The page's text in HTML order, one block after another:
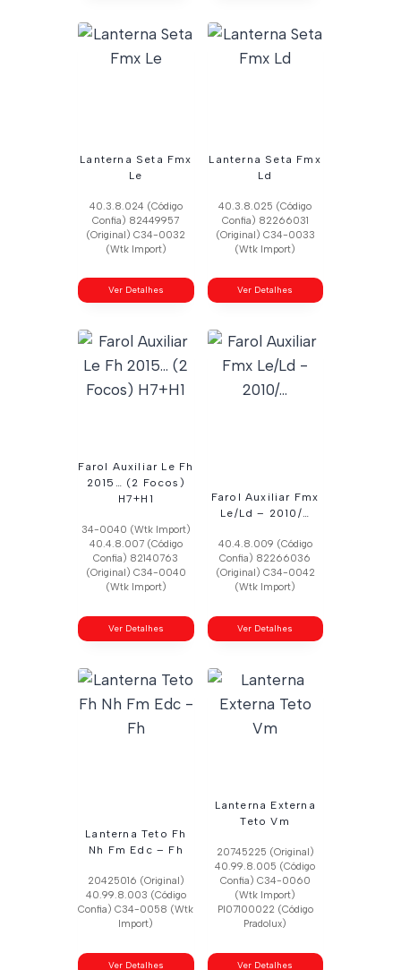
Lanterna Seta Fmx
Le
40.3.8.024 (Código
Confia) 82449957
(Original) C34-0032
(Wtk Import)
Ver Detalhes
Lanterna Seta Fmx
Ld
40.3.8.025 (Código
Confia) 82266031
(Original) C34-0033
(Wtk Import)
Ver Detalhes
Farol Auxiliar Le Fh
2015… (2 Focos)
H7+H1
34-0040 (Wtk Import)
40.4.8.007 (Código
Confia) 82140763
(Original) C34-0040
(Wtk Import)
Ver Detalhes
Farol Auxiliar Fmx
Le/Ld – 2010/…
40.4.8.009 (Código
Confia) 82266036
(Original) C34-0042
(Wtk Import)
Ver Detalhes
Lanterna Teto Fh
Nh Fm Edc – Fh
20425016 (Original)
40.99.8.003 (Código
Confia) C34-0058 (Wtk
Import)
Ver Detalhes
Lanterna Externa
Teto Vm
20745225 (Original)
40.99.8.005 (Código
Confia) C34-0060
(Wtk Import)
Pl07100022 (Código
Pradolux)
Ver Detalhes